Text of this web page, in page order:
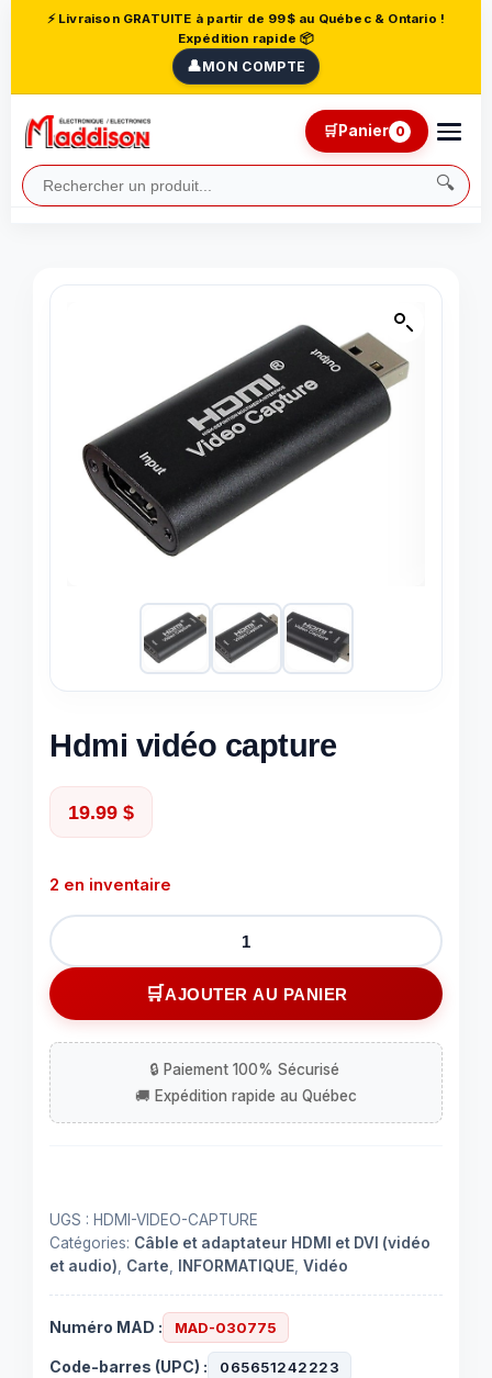
⚡ Livraison GRATUITE à partir de 99$ au Québec & Ontario !
Expédition rapide 📦
👤MON COMPTE
🔍
🛒Panier 0
Hdmi vidéo capture
19.99 $
2 en inventaire
quantité
de
Hdmi
vidéo
capture
AJOUTER AU PANIER
UGS : HDMI-VIDEO-CAPTURE
Catégories: Câble et adaptateur HDMI et DVI (vidéo
et audio)
Carte INFORMATIQUE Vidéo
Numéro MAD : MAD-030775
Code-barres (UPC) : 065651242223